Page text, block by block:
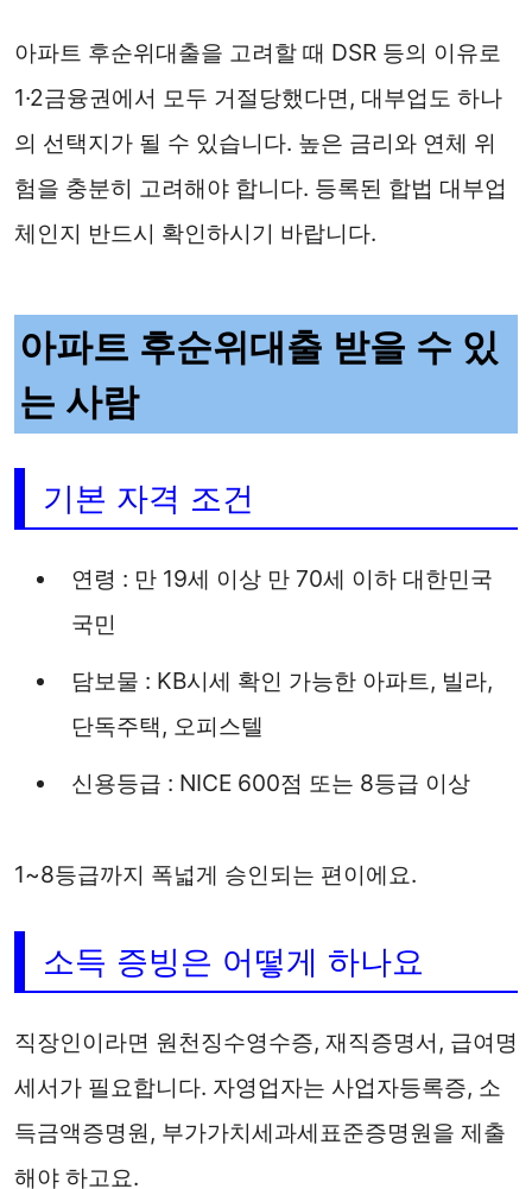
아파트 후순위대출을 고려할 때 DSR 등의 이유로
1·2금융권에서 모두 거절당했다면, 대부업도 하나
의 선택지가 될 수 있습니다. 높은 금리와 연체 위
험을 충분히 고려해야 합니다. 등록된 합법 대부업
체인지 반드시 확인하시기 바랍니다.
아파트 후순위대출 받을 수 있
는 사람
기본 자격 조건
연령 : 만 19세 이상 만 70세 이하 대한민국
국민
담보물 : KB시세 확인 가능한 아파트, 빌라,
단독주택, 오피스텔
신용등급 : NICE 600점 또는 8등급 이상
1~8등급까지 폭넓게 승인되는 편이에요.
소득 증빙은 어떻게 하나요
직장인이라면 원천징수영수증, 재직증명서, 급여명
세서가 필요합니다. 자영업자는 사업자등록증, 소
득금액증명원, 부가가치세과세표준증명원을 제출
해야 하고요.